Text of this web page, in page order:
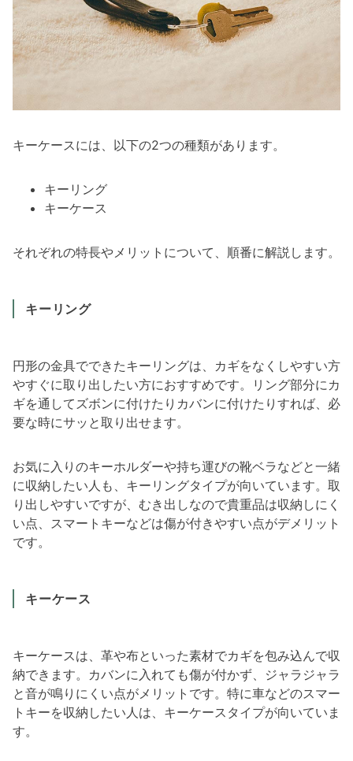
キーケースには、以下の2つの種類があります。
キーリング
キーケース
それぞれの特長やメリットについて、順番に解説します。
キーリング
円形の金具でできたキーリングは、カギをなくしやすい方
やすぐに取り出したい方におすすめです。リング部分にカ
ギを通してズボンに付けたりカバンに付けたりすれば、必
要な時にサッと取り出せます。
お気に入りのキーホルダーや持ち運びの靴ベラなどと一緒
に収納したい人も、キーリングタイプが向いています。取
り出しやすいですが、むき出しなので貴重品は収納しにく
い点、スマートキーなどは傷が付きやすい点がデメリット
です。
キーケース
キーケースは、革や布といった素材でカギを包み込んで収
納できます。カバンに入れても傷が付かず、ジャラジャラ
と音が鳴りにくい点がメリットです。特に車などのスマー
トキーを収納したい人は、キーケースタイプが向いていま
す。